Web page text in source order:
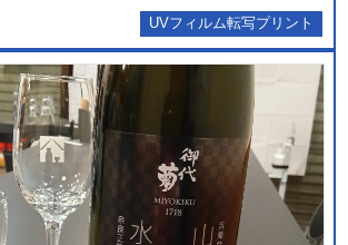
UVフィルム転写プリント